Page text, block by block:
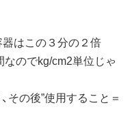
はこの３分の２倍
なのでkg/cm2単位じゃ
その後”使用すること＝